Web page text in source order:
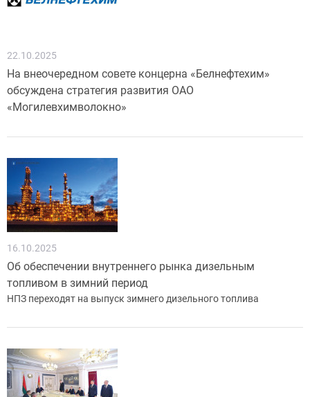
22.10.2025
На внеочередном совете концерна «Белнефтехим»
обсуждена стратегия развития ОАО
«Могилевхимволокно»
16.10.2025
Об обеспечении внутреннего рынка дизельным
топливом в зимний период
НПЗ переходят на выпуск зимнего дизельного топлива